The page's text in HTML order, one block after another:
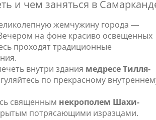
и чем заняться в
жемчужину города ―
на фоне красиво освещенных
проходят традиционные
внутри здания медресе Тилля-
по прекрасному
священным некрополем Шахи-
потрясающими изразцами.